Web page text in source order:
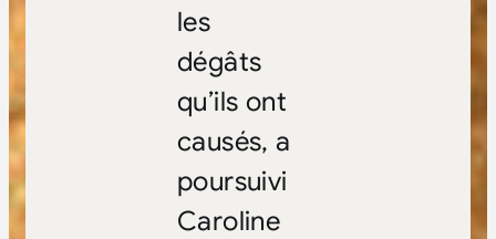
les
dégâts
qu’ils ont
causés, a
poursuivi
Caroline